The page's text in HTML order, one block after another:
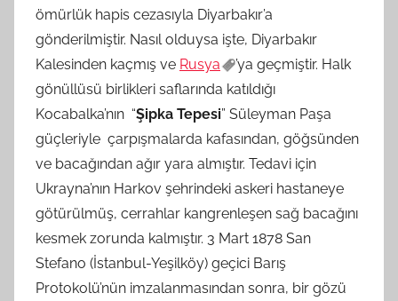
ömürlük hapis cezasıyla Diyarbakır’a
gönderilmiştir. Nasıl olduysa işte, Diyarbakır
Kalesinden kaçmış ve Rusya
’ya geçmiştir. Halk
gönüllüsü birlikleri saflarında katıldığı
Kocabalka’nın “Şipka Tepesi” Süleyman Paşa
güçleriyle çarpışmalarda kafasından, göğsünden
ve bacağından ağır yara almıştır. Tedavi için
Ukrayna’nın Harkov şehrindeki askeri hastaneye
götürülmüş, cerrahlar kangrenleşen sağ bacağını
kesmek zorunda kalmıştır. 3 Mart 1878 San
Stefano (İstanbul-Yeşilköy) geçici Barış
Protokolü’nün imzalanmasından sonra, bir gözü